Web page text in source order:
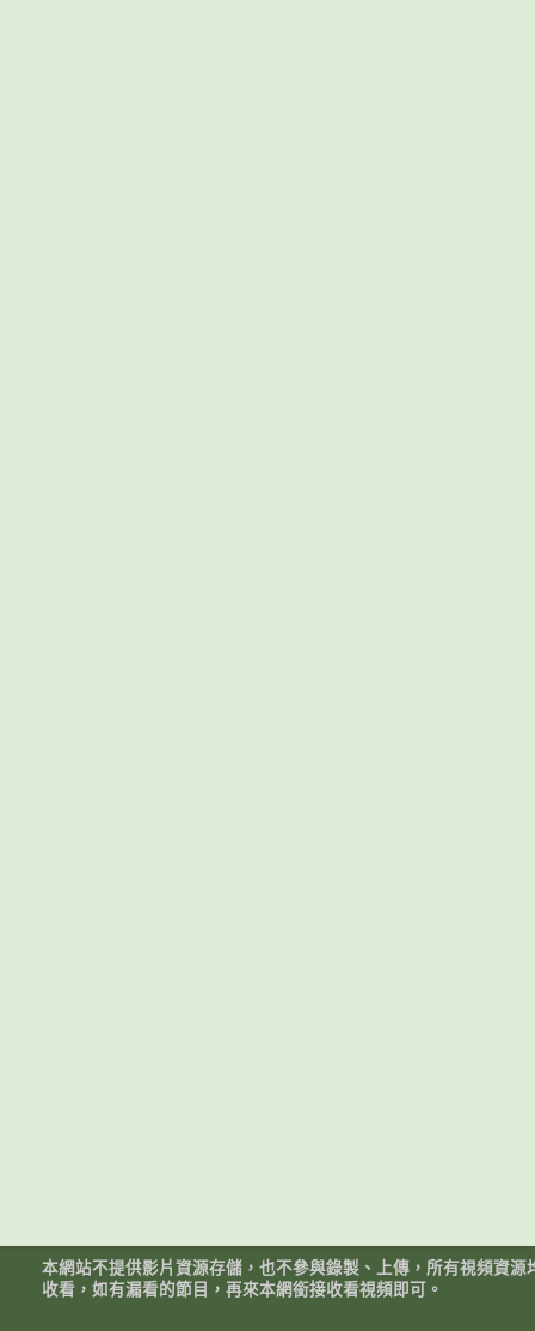
本網站不提供影片資源存儲，也不參與錄製、上傳，所有視頻資
收看，如有漏看的節目，再來本網銜接收看視頻即可。